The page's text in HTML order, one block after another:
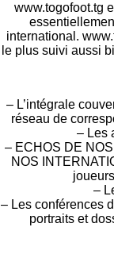
www.togofoot.tg
international.
le plus suivi aussi
– L’intégrale
réseau de
– Les
– ECHOS DE
NOS
–
– Les conférences
portraits et